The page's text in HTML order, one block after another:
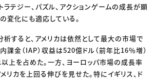
ラテジー、パズル、アクションゲームの成長が顕
変化にも適応している。
すると、アメリカは依然として最大の市場で
課金（IAP）収益は520億ドル（前年比16％増）
上を占めた。一方、ヨーロッパ市場の成長率
リカを上回る伸びを見せた。特にイギリス、ド